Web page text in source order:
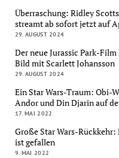
Überraschung: Ridley
streamt ab sofort jetzt auf
29. AUGUST 2024
Der neue Jurassic Park-
Bild mit Scarlett Johansson
29. AUGUST 2024
Ein Star Wars-Traum: Obi-
Andor und Din Djarin auf
17. MAI 2022
Große Star Wars-
ist gefallen
9. MAI 2022